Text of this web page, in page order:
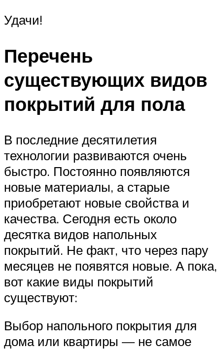
Удачи!
Перечень
существующих видов
покрытий для пола
В последние десятилетия
технологии развиваются очень
быстро. Постоянно появляются
новые материалы, а старые
приобретают новые свойства и
качества. Сегодня есть около
десятка видов напольных
покрытий. Не факт, что через пару
месяцев не появятся новые. А пока,
вот какие виды покрытий
существуют:
Выбор напольного покрытия для
дома или квартиры — не самое